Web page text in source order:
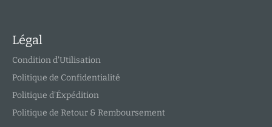
Légal
Condition d'Utilisation
Politique de Confidentialité
Politique d'Éxpédition
Politique de Retour & Remboursement